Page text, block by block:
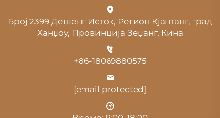
Број 2399 Дешенг Исток, Регион Кјантанг, град
Ханџоу, Провинција Зеџанг, Кина
+86-18069880575
[email protected]